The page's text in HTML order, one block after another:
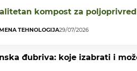
kompost za
TEHNOLOGIJA29/07/2026
đubriva: koje izabrati i